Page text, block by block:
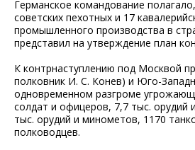
Германское командование
советских пехотных и 17
промышленного производства в
представил на утверждение план
К контрнаступлению под Москвой
полковник И. С. Конев) и Юго-
одновременном разгроме
солдат и офицеров, 7,7 тыс. орудий
тыс. орудий и минометов, 1170
полководцев.